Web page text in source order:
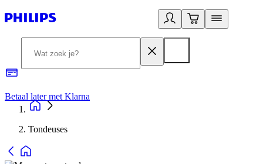
Betaal later met Klarna
Tondeuses